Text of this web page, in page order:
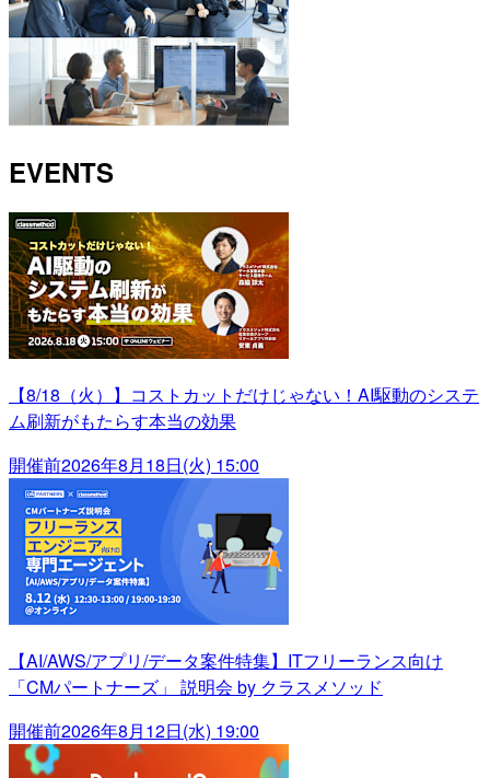
EVENTS
【8/18（火）】コストカットだけじゃない！AI駆動のシステ
ム刷新がもたらす本当の効果
開催前2026年8月18日(火) 15:00
【AI/AWS/アプリ/データ案件特集】ITフリーランス向け
「CMパートナーズ」 説明会 by クラスメソッド
開催前2026年8月12日(水) 19:00